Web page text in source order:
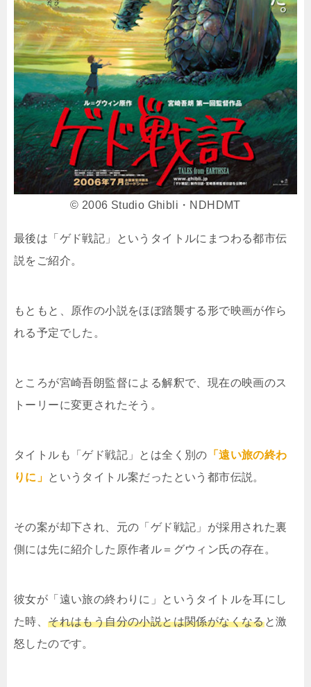
© 2006 Studio Ghibli・NDHDMT
最後は「ゲド戦記」というタイトルにまつわる都市伝
説をご紹介。
もともと、原作の小説をほぼ踏襲する形で映画が作ら
れる予定でした。
ところが宮崎吾朗監督による解釈で、現在の映画のス
トーリーに変更されたそう。
タイトルも「ゲド戦記」とは全く別の 「遠い旅の終わ
りに」 というタイトル案だったという都市伝説。
その案が却下され、元の「ゲド戦記」が採用された裏
側には先に紹介した原作者ル＝グウィン氏の存在。
彼女が「遠い旅の終わりに」というタイトルを耳にし
た時、それはもう自分の小説とは関係がなくなると激
怒したのです。